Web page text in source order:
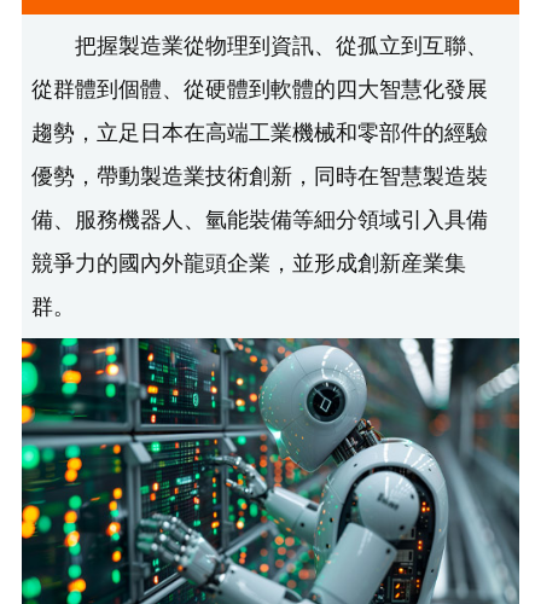
把握製造業從物理到資訊、從孤立到互聯、
從群體到個體、從硬體到軟體的四大智慧化發展
趨勢，立足日本在高端工業機械和零部件的經驗
優勢，帶動製造業技術創新，同時在智慧製造裝
備、服務機器人、氫能裝備等細分領域引入具備
競爭力的國內外龍頭企業，並形成創新産業集
群。